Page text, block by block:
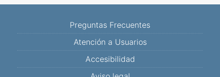
Preguntas Frecuentes
Atención a Usuarios
Accesibilidad